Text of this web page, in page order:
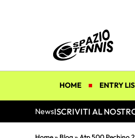
HOME ENTRY
NewsISCRIVITI AL